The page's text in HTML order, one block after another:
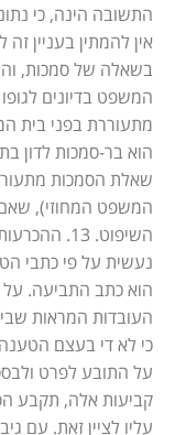
התשובה הינה, כי
אין להמתין בעניין
בשאלה של סמכות,
המשפט בדיונים
מתעוררת בפני בית
הוא בר-סמכות לדון
שאלת הסמכות
המשפט המחוזי),
השיפוט.
נעשית על פי כתבי
הוא כתב התביעה.
העובדות המראות
כי לא די בעצם
על התובע לפרט
קביעות אלה, תקבע
עליו לציין זאת. עם